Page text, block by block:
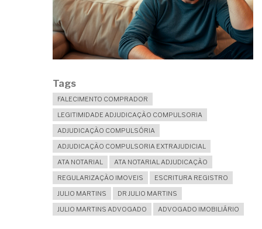
Tags
FALECIMENTO COMPRADOR
LEGITIMIDADE ADJUDICAÇÃO COMPULSORIA
ADJUDICAÇÃO COMPULSÓRIA
ADJUDICAÇÃO COMPULSORIA EXTRAJUDICIAL
ATA NOTARIAL
ATA NOTARIAL ADJUDICAÇÃO
REGULARIZAÇÃO IMOVEIS
ESCRITURA REGISTRO
JULIO MARTINS
DR JULIO MARTINS
JULIO MARTINS ADVOGADO
ADVOGADO IMOBILIÁRIO